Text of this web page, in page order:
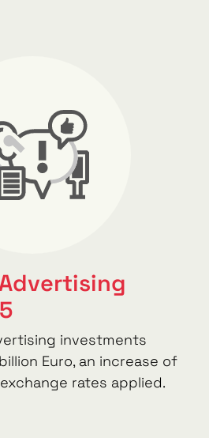
investments
Euro, an increase of
rates applied.